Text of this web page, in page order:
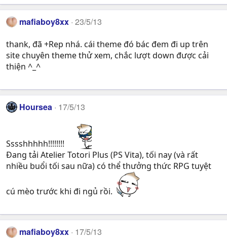
mafiaboy8xx 23/5/13
thank, đã +Rep nhá. cái theme đó bác đem đi up trên
site chuyên theme thử xem, chắc lượt down được cải
thiện ^_^
Hoursea 17/5/13
Sssshhhhh!!!!!!!!
Đang tải Atelier Totori Plus (PS Vita), tối nay (và rất
nhiều buổi tối sau nữa) có thể thưởng thức RPG tuyệt
cú mèo trước khi đi ngủ rồi.
mafiaboy8xx 17/5/13